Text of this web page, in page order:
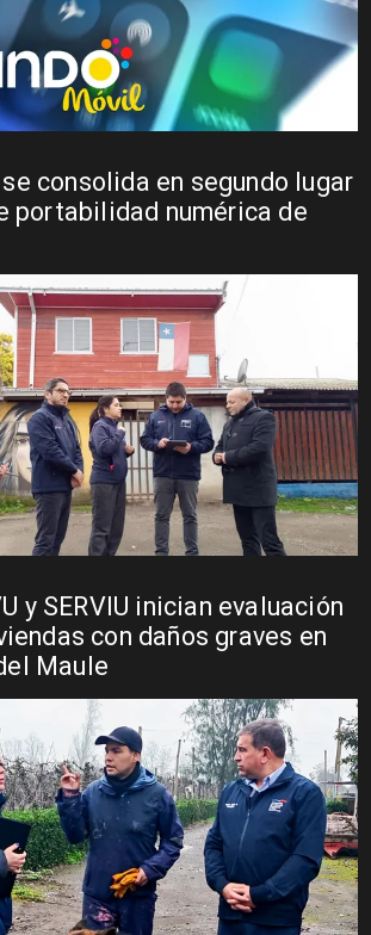
consolida en segundo lugar
portabilidad numérica de
y SERVIU inician evaluación
con daños graves en
Maule